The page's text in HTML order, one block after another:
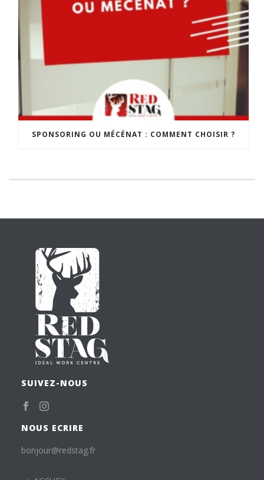
SPONSORING OU MÉCÉNAT : COMMENT CHOISIR ?
SUIVEZ-NOUS
NOUS ECRIRE
bonjour@redstag.fr